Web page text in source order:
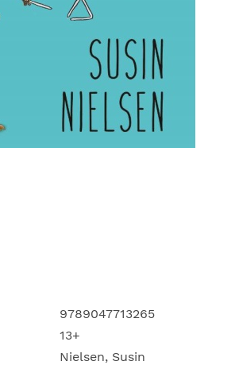
9789047713265
13+
Nielsen, Susin